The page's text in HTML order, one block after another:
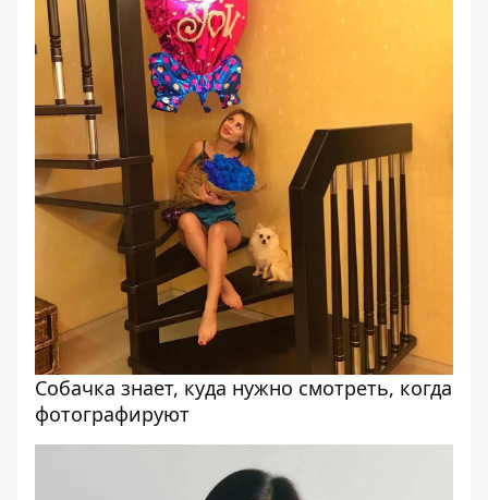
Собачка знает, куда нужно смотреть, когда
фотографируют